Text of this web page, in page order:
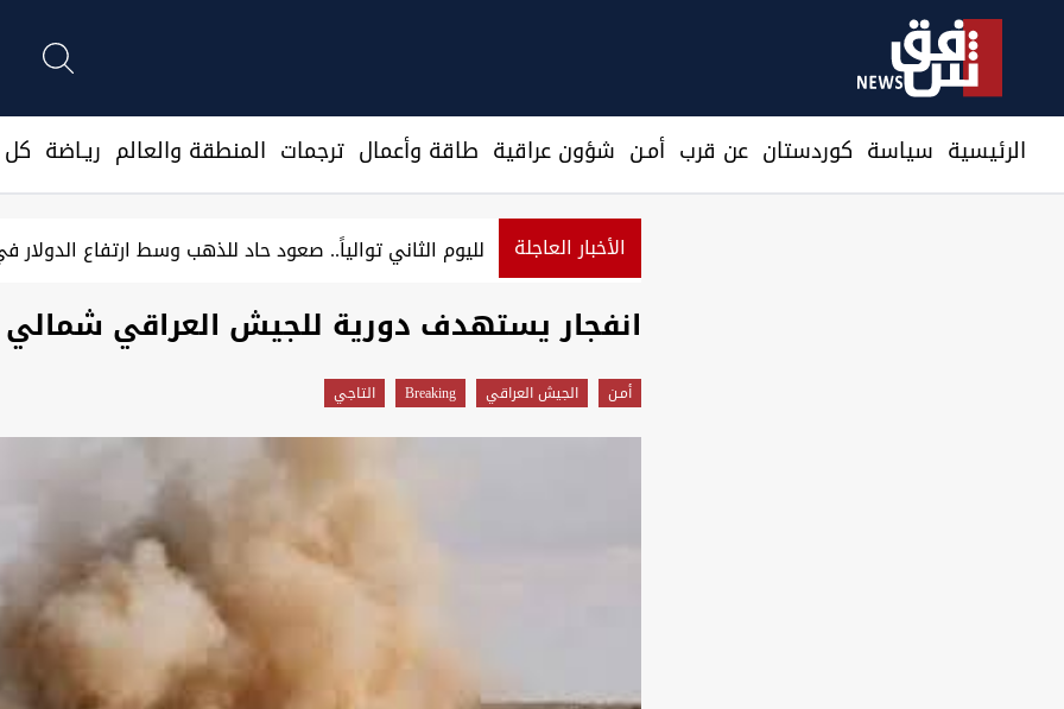
الرئيسية سیاسة كوردستان عن قرب أمـن شؤون عراقية طاقة وأعمال ترجمات المنطقة والعالم ريـاضة كل
الأخبار العاجلة لليوم الثاني توالياً.. صعود حاد للذهب وسط ارتفاع الدولار
انفجار يستهدف دورية للجيش العراقي شمالي
أمـن الجيش العراقي Breaking التاجي